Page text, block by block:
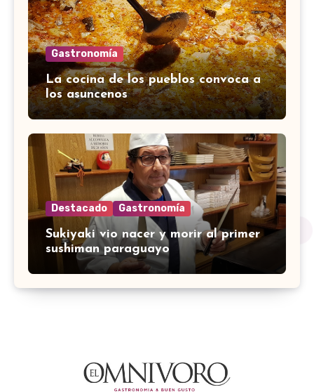
Gastronomía
La cocina de los pueblos convoca a
los asuncenos
Destacado Gastronomía
Sukiyaki vio nacer y morir al primer
sushiman paraguayo